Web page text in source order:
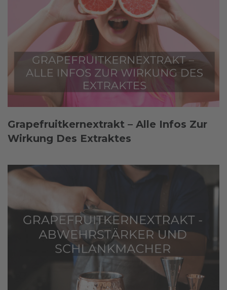
Grapefruitkernextrakt – Alle Infos Zur
Wirkung Des Extraktes